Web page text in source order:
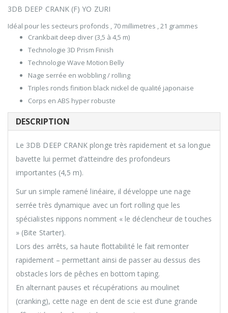
3DB DEEP CRANK (F) YO ZURI
Idéal pour les secteurs profonds , 70 millimetres , 21 grammes
Crankbait deep diver (3,5 à 4,5 m)
Technologie 3D Prism Finish
Technologie Wave Motion Belly
Nage serrée en wobbling / rolling
Triples ronds finition black nickel de qualité japonaise
Corps en ABS hyper robuste
DESCRIPTION
Le 3DB DEEP CRANK plonge très rapidement et sa longue
bavette lui permet d’atteindre des profondeurs
importantes (4,5 m).
Sur un simple ramené linéaire, il développe une nage
serrée très dynamique avec un fort rolling que les
spécialistes nippons nomment « le déclencheur de touches
» (Bite Starter).
Lors des arrêts, sa haute flottabilité le fait remonter
rapidement – permettant ainsi de passer au dessus des
obstacles lors de pêches en bottom taping.
En alternant pauses et récupérations au moulinet
(cranking), cette nage en dent de scie est d’une grande